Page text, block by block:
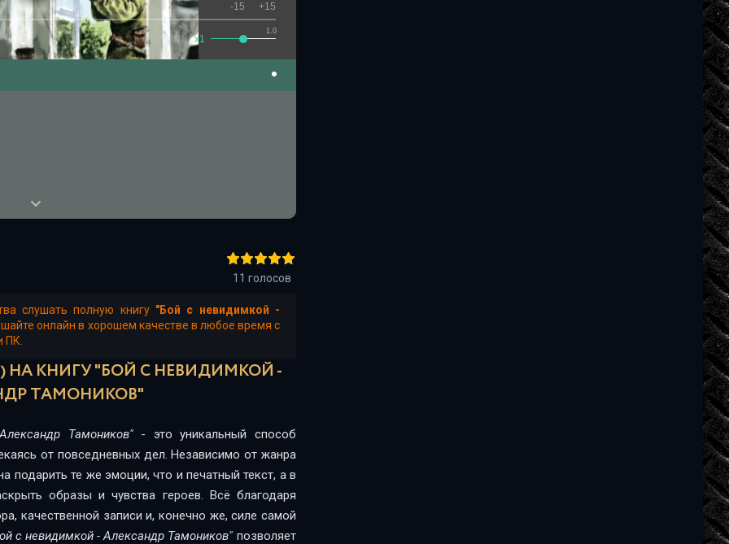
1.0
x1
-15 +15
11 голосов
слушать полную книгу "Бой с невидимкой -
онлайн в хорошем качестве в любое время с
ПК.
НА КНИГУ "БОЙ С НЕВИДИМКОЙ -
ТАМОНИКОВ"
Тамоников"- это уникальный способ
от повседневных дел. Независимо от жанра
подарить те же эмоции, что и печатный текст, а в
образы и чувства героев. Всё благодаря
качественной записи и, конечно же, силе самой
с невидимкой - Александр Тамоников" позволяет